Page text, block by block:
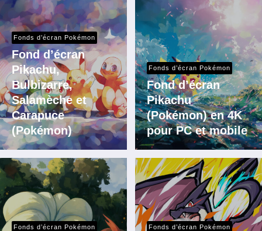
Fonds d’écran Pokémon
Fond d’écran
Pikachu,
Bulbizarre,
Salamèche et
Carapuce
(Pokémon)
Fonds d’écran Pokémon
Fond d’écran
Pikachu
(Pokémon) en 4K
pour PC et mobile
Fonds d’écran Pokémon Fonds d’écran Pokémon